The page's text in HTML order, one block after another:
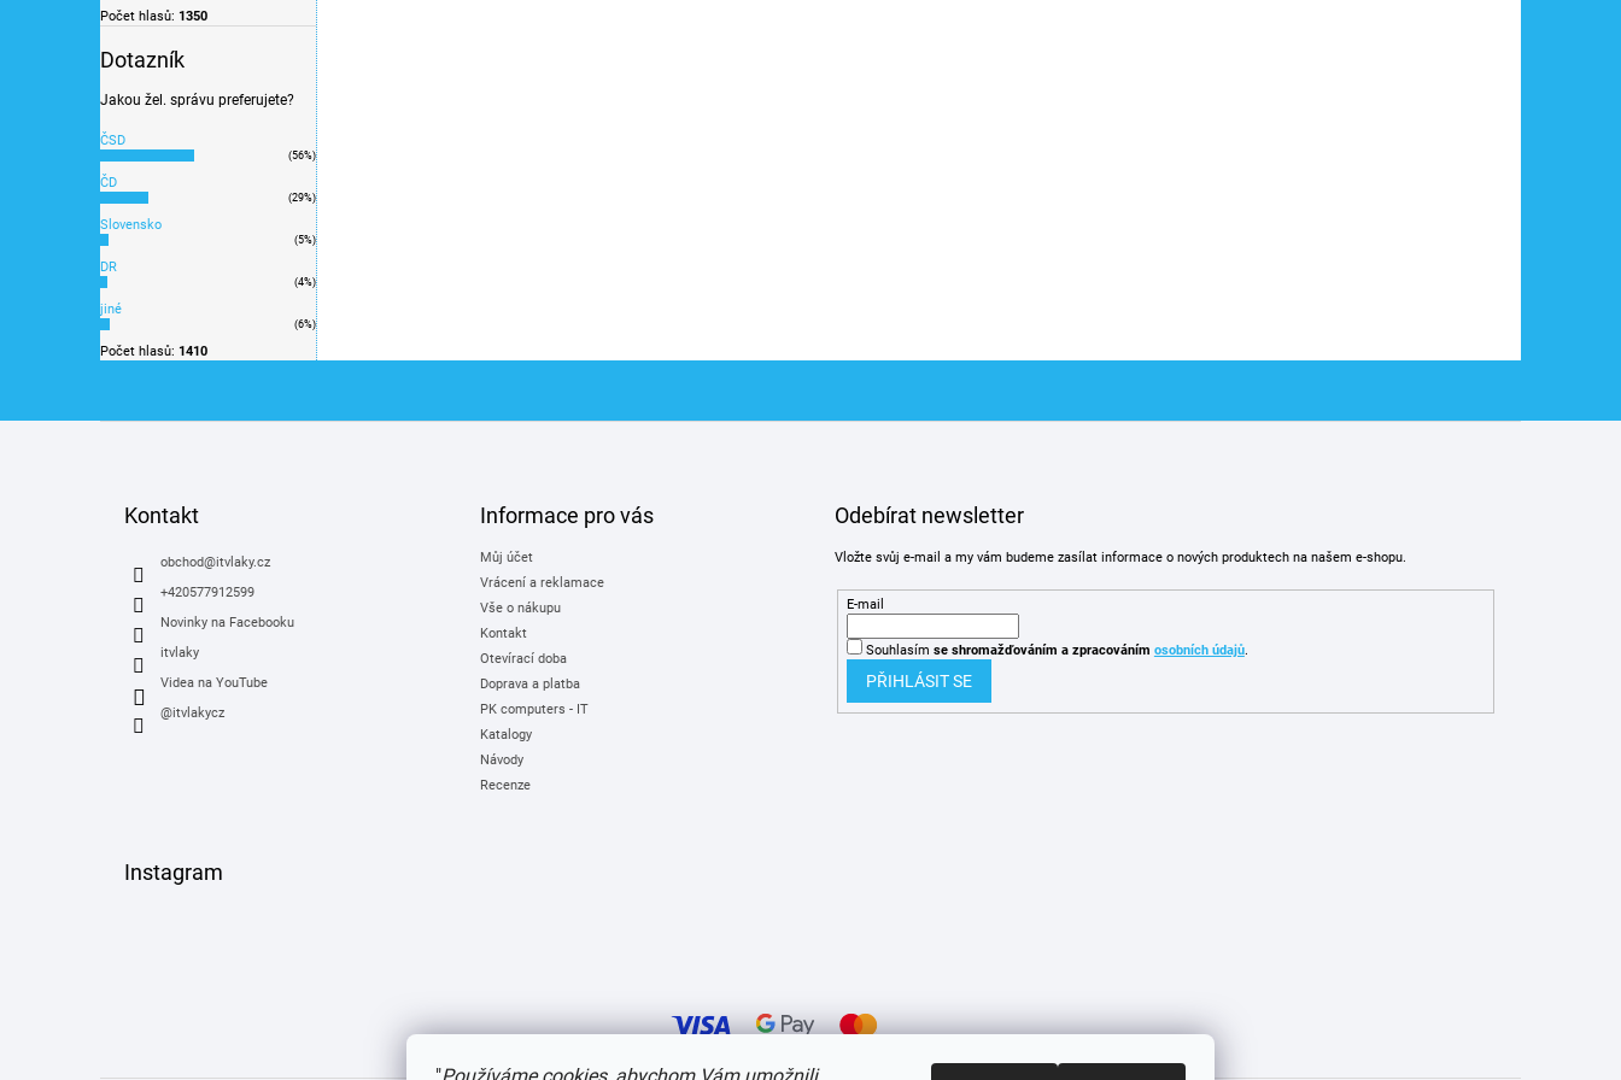
Počet hlasů: 1350
Dotazník
Jakou žel. správu preferujete?
ČSD
(56%)
ČD
(29%)
Slovensko
(5%)
DR
(4%)
jiné
(6%)
Počet hlasů: 1410
Kontakt
obchod@itvlaky.cz
+420577912599
Novinky na Facebooku
itvlaky
Videa na YouTube
@itvlakycz
Informace pro vás
Můj účet
Vrácení a reklamace
Vše o nákupu
Kontakt
Otevírací doba
Doprava a platba
PK computers - IT
Katalogy
Návody
Recenze
Odebírat newsletter
Vložte svůj e-mail a my vám budeme zasílat informace o nových produktech na našem e-shopu.
E-mail
Souhlasím se shromažďováním a zpracováním osobních údajů.
PŘIHLÁSIT SE
Instagram